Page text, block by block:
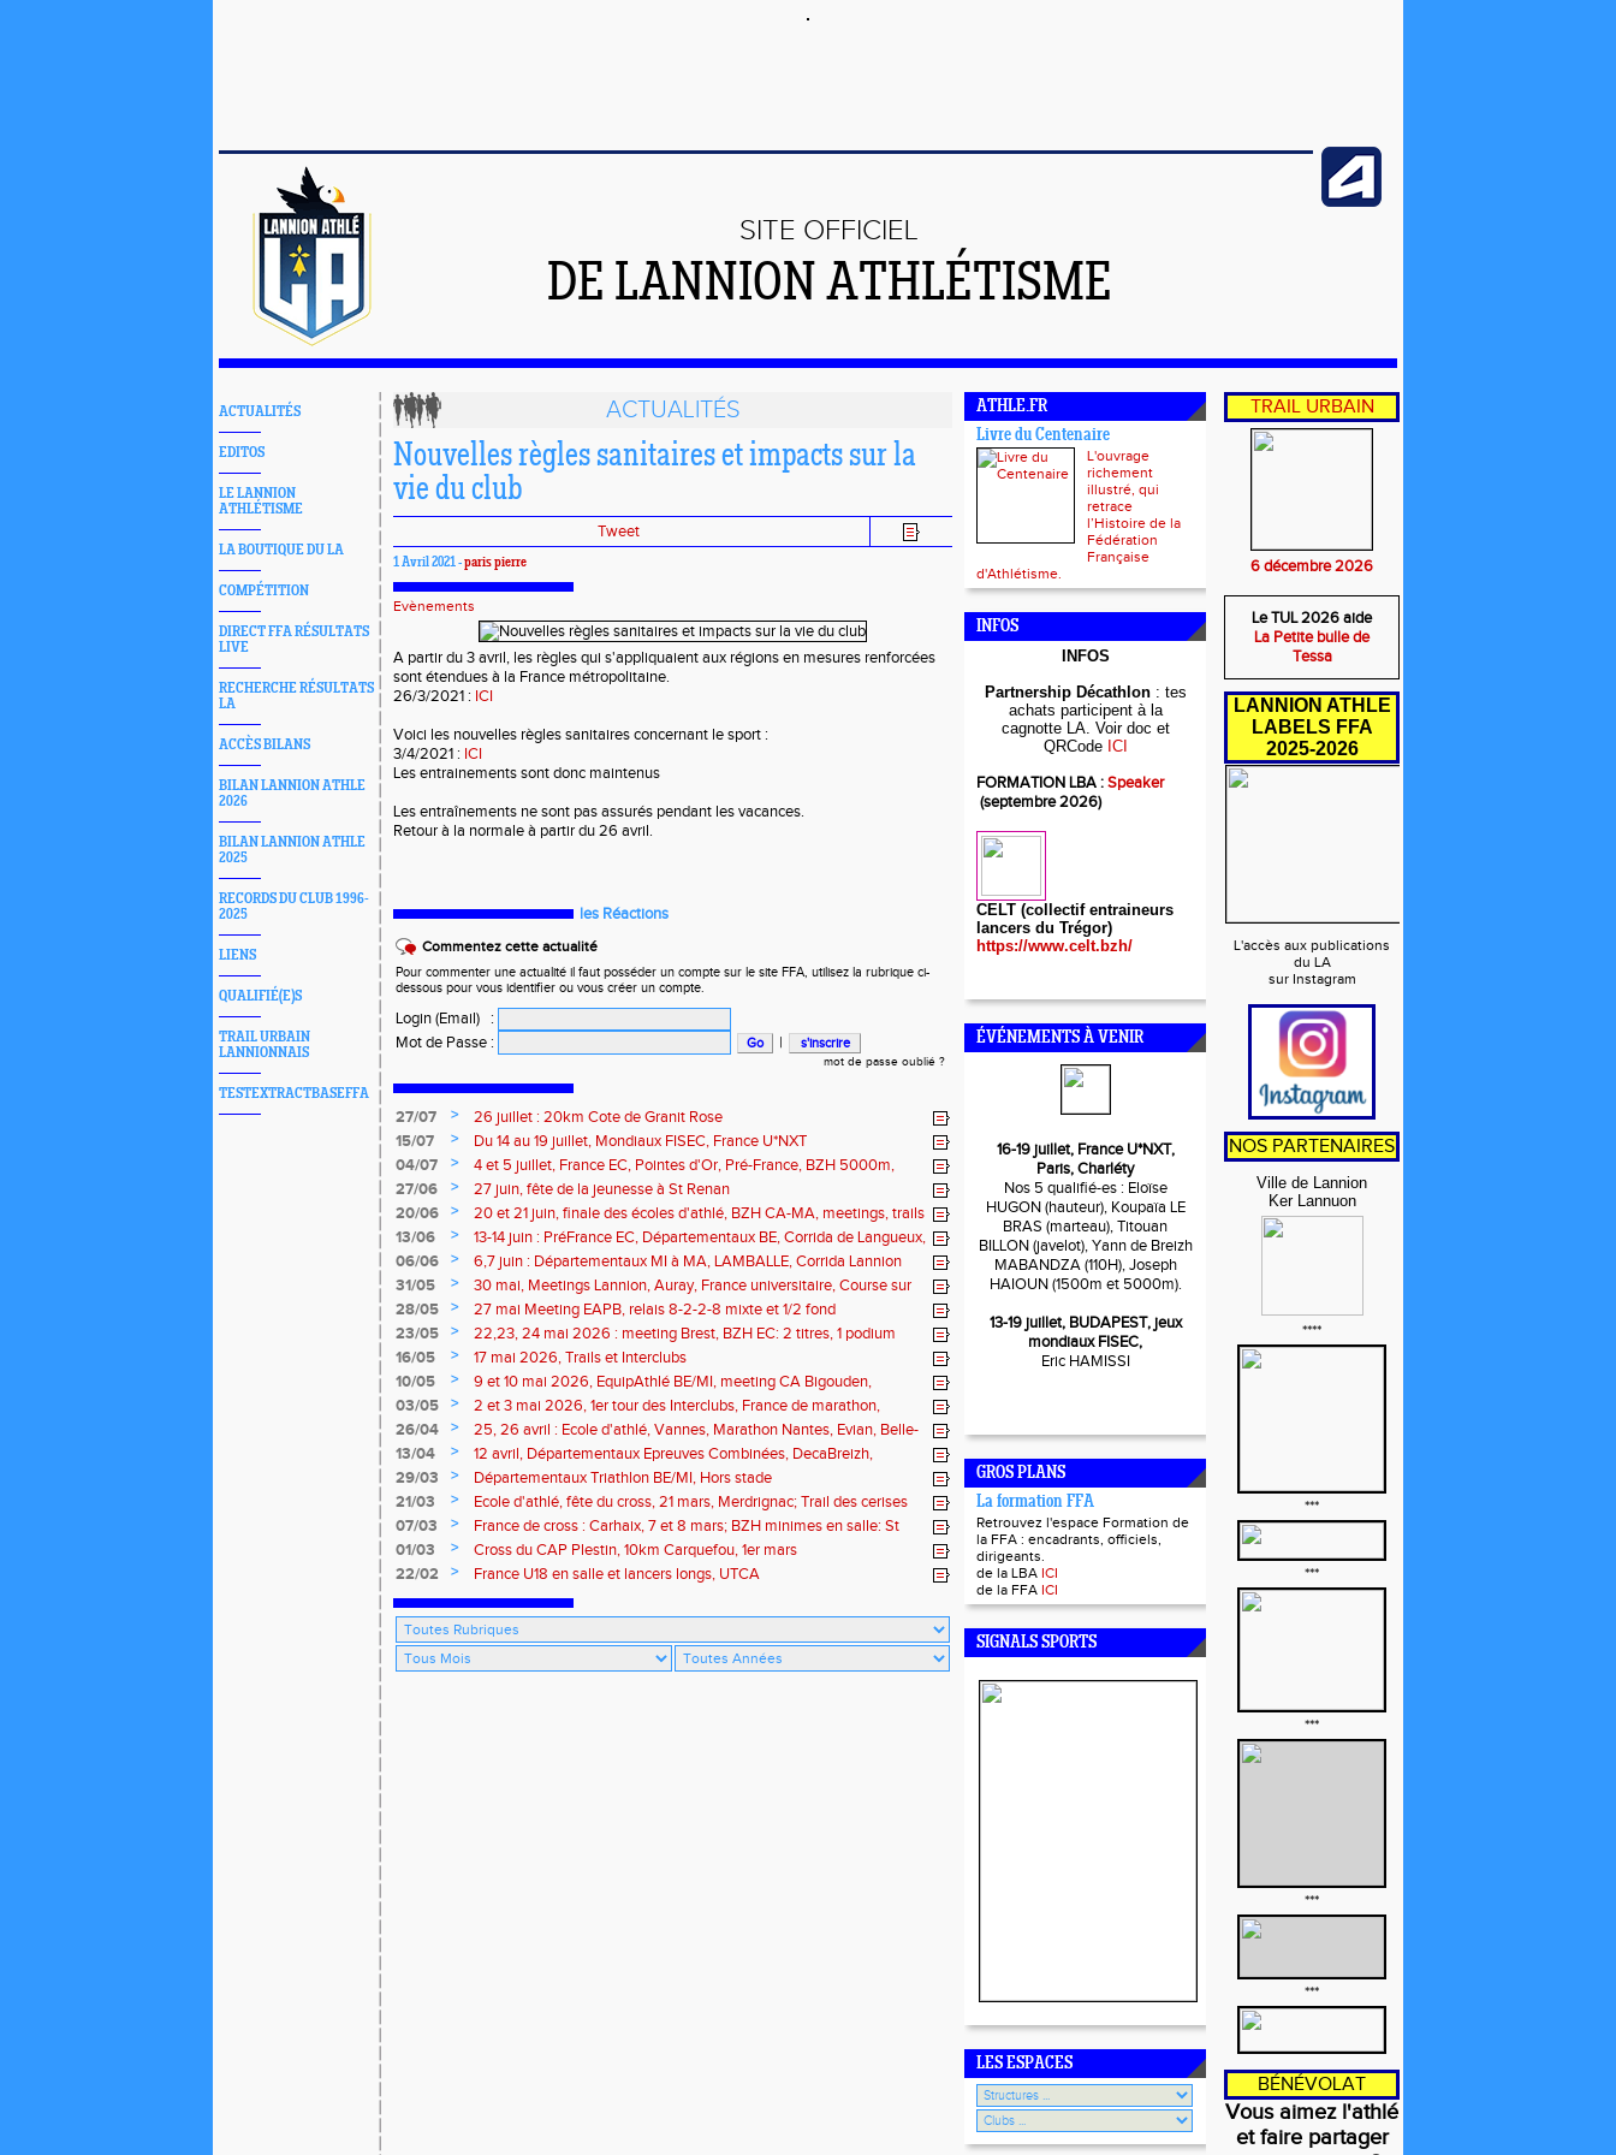
SITE OFFICIEL
DE LANNION ATHLÉTISME
ACTUALITÉS
EDITOS
LE LANNION
ATHLÉTISME
LA BOUTIQUE DU LA
COMPÉTITION
DIRECT FFA RÉSULTATS
LIVE
RECHERCHE RÉSULTATS
LA
ACCÈS BILANS
BILAN LANNION ATHLE
2026
BILAN LANNION ATHLE
2025
RECORDS DU CLUB 1996-
2025
LIENS
QUALIFIÉ(E)S
TRAIL URBAIN
LANNIONNAIS
TESTEXTRACTBASEFFA
ACTUALITÉS
Nouvelles règles sanitaires et impacts sur la
vie du club
Tweet
1 Avril 2021 -paris pierre
Evènements
A partir du 3 avril, les règles qui s'appliquaient aux régions en mesures renforcées
sont étendues à la France métropolitaine.
26/3/2021 : ICI
Voici les nouvelles règles sanitaires concernant le sport :
3/4/2021 : ICI
Les entrainements sont donc maintenus
Les entraînements ne sont pas assurés pendant les vacances.
Retour à la normale à partir du 26 avril.
les Réactions
Commentez cette actualité
Pour commenter une actualité il faut posséder un compte sur le site FFA, utilisez la rubrique ci-
dessous pour vous identifier ou vous créer un compte.
Login (Email)
:
Mot de Passe : |
mot de passe oublié ?
27/07 >
26 juillet : 20km Cote de Granit Rose
15/07
>
Du 14 au 19 juillet, Mondiaux FISEC, France U*NXT
04/07
>
4 et 5 juillet, France EC, Pointes d'Or, Pré-France, BZH 5000m,
Meetings Fougères, Quimper, St Renan
27/06 >
27 juin, fête de la jeunesse à St Renan
20/06
>
20 et 21 juin, finale des écoles d'athlé, BZH CA-MA, meetings, trails
13/06
>
13-14 juin : PréFrance EC, Départementaux BE, Corrida de Langueux,
meeting Pacé, meeting Landerneau
06/06 >
6,7 juin : Départementaux MI à MA, LAMBALLE, Corrida Lannion
31/05
>
30 mai, Meetings Lannion, Auray, France universitaire, Course sur
route, Trails
28/05 >
27 mai Meeting EAPB, relais 8-2-2-8 mixte et 1/2 fond
23/05
>
22,23, 24 mai 2026 : meeting Brest, BZH EC: 2 titres, 1 podium
16/05
>
17 mai 2026, Trails et Interclubs
10/05
>
9 et 10 mai 2026, EquipAthlé BE/MI, meeting CA Bigouden,
marathon de la Loire
03/05 >
2 et 3 mai 2026, 1er tour des Interclubs, France de marathon,
traversée de la Baie
26/04 >
25, 26 avril : Ecole d'athlé, Vannes, Marathon Nantes, Evian, Belle-
Isle
13/04 >
12 avril, Départementaux Epreuves Combinées, DecaBreizh,
marathon de Paris
29/03 >
Départementaux Triathlon BE/MI, Hors stade
21/03
>
Ecole d'athlé, fête du cross, 21 mars, Merdrignac; Trail des cerises
07/03
>
France de cross : Carhaix, 7 et 8 mars; BZH minimes en salle: St
Brieuc, 7 mars
01/03 >
Cross du CAP Plestin, 10km Carquefou, 1er mars
22/02
> France U18 en salle et lancers longs, UTCA
ATHLE.FR
Livre du Centenaire
L'ouvrage
richement
illustré, qui
retrace
l’Histoire de la
Fédération
Française
d'Athlétisme.
INFOS
INFOS
Partnership Décathlon : tes
achats participent à la
cagnotte LA. Voir doc et
QRCode ICI
FORMATION LBA :Speaker
(septembre 2026)
CELT (collectif entraineurs
lancers du Trégor)
https://www.celt.bzh/
ÉVÉNEMENTS À VENIR
16-19 juillet, France U*NXT,
Paris, Charléty
Nos 5 qualifié-es : Eloïse
HUGON (hauteur), Koupaïa LE
BRAS (marteau), Titouan
BILLON (javelot), Yann de Breizh
MABANDZA (110H), Joseph
HAIOUN (1500m et 5000m).
13-19 juillet, BUDAPEST, jeux
mondiaux FISEC,
Eric HAMISSI
GROS PLANS
La formation FFA
Retrouvez l'espace Formation de
la FFA : encadrants, officiels,
dirigeants.
de la LBA ICI
de la FFA ICI
SIGNALS SPORTS
LES ESPACES
TRAIL URBAIN
6 décembre 2026
Le TUL 2026 aide
La Petite bulle de
Tessa
LANNION ATHLE
LABELS FFA
2025-2026
L'accès aux publications
du LA
sur Instagram
NOS PARTENAIRES
Ville de Lannion
Ker Lannuon
****
***
***
***
***
***
BÉNÉVOLAT
Vous aimez l'athlé
et faire partager